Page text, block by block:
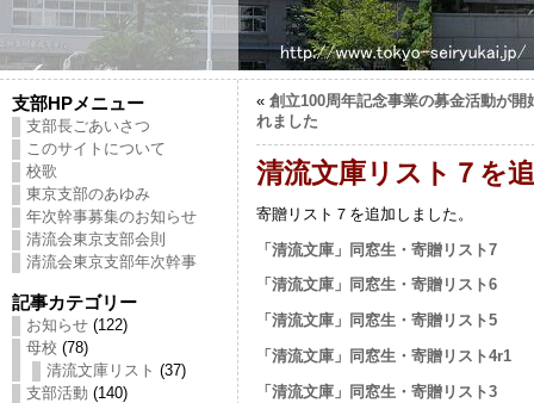
支部HPメニュー
支部長ごあいさつ
このサイトについて
校歌
東京支部のあゆみ
年次幹事募集のお知らせ
清流会東京支部会則
清流会東京支部年次幹事
記事カテゴリー
お知らせ (122)
母校 (78)
清流文庫リスト (37)
支部活動 (140)
« 創立100周年記念事業の募金活動が開
れました
清流文庫リスト７を
寄贈リスト７を追加しました。
「清流文庫」同窓生・寄贈リスト7
「清流文庫」同窓生・寄贈リスト6
「清流文庫」同窓生・寄贈リスト5
「清流文庫」同窓生・寄贈リスト4r1
「清流文庫」同窓生・寄贈リスト3